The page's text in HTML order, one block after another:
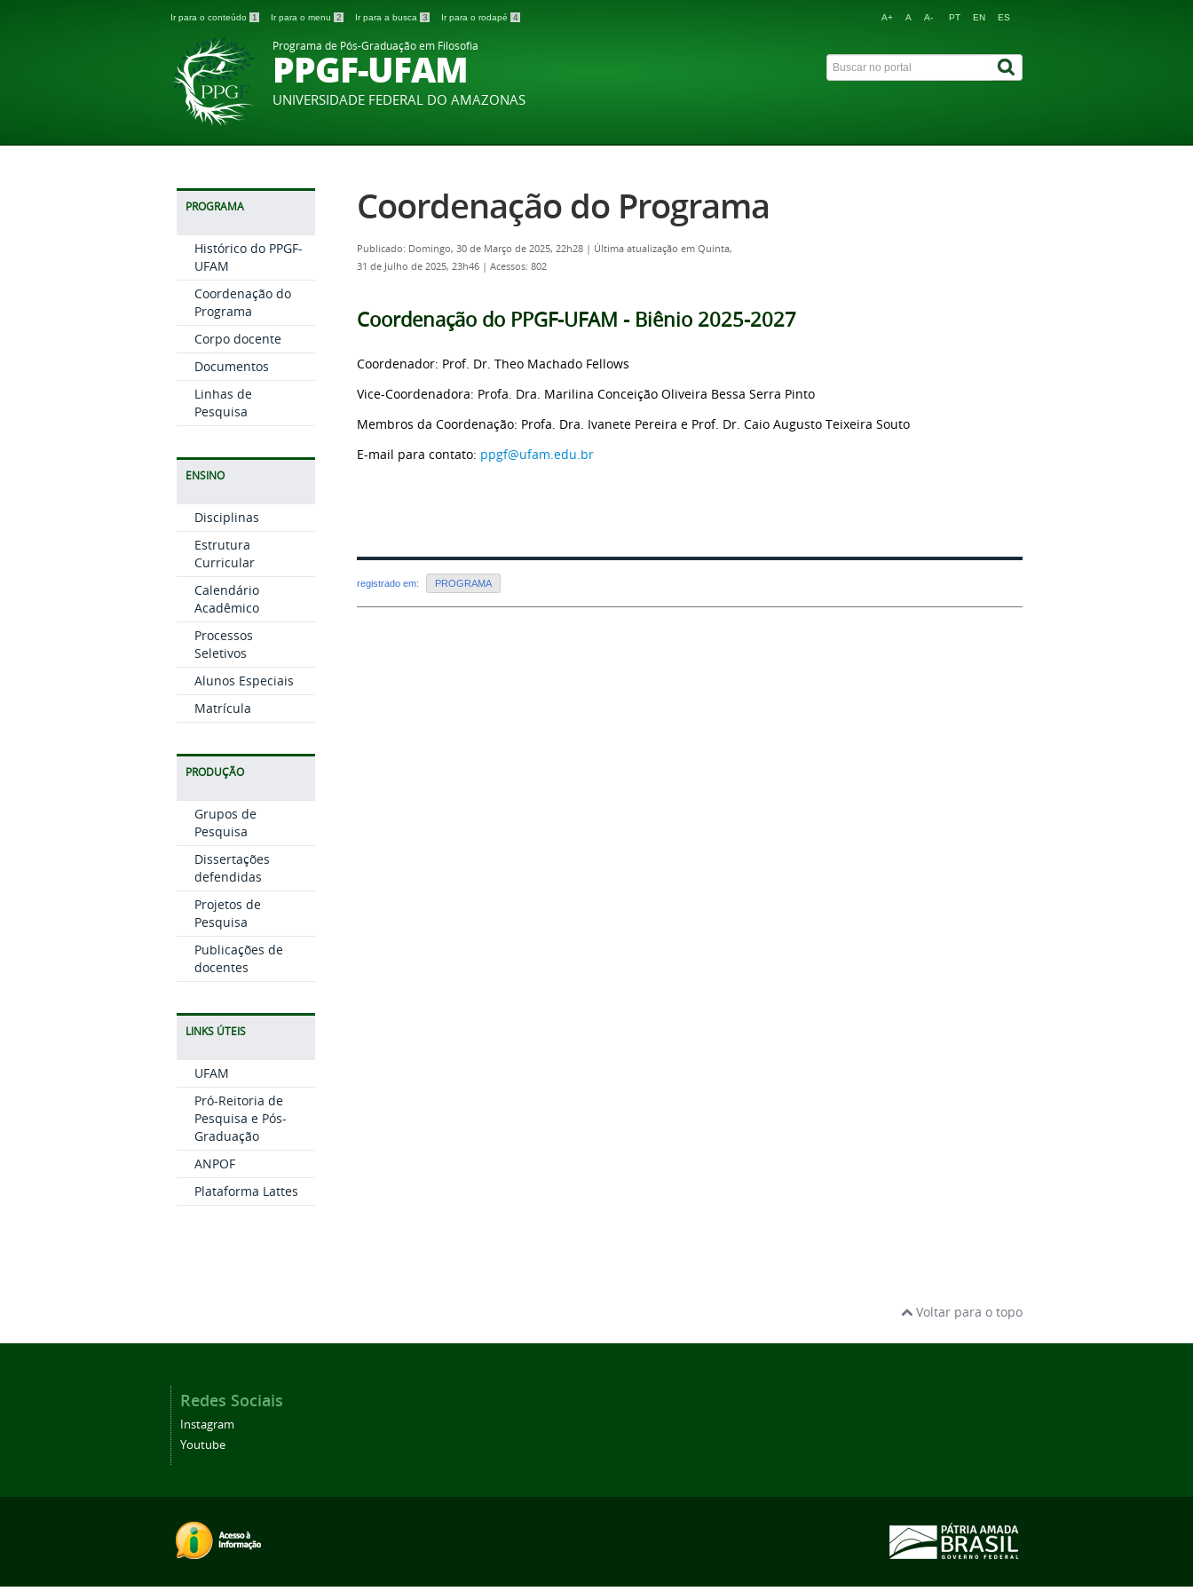
Ir para o conteúdo 1 Ir para o menu 2 Ir para a busca 3 Ir para o rodapé 4 A+ A A- PT EN ES
Programa de Pós-Graduação em Filosofia
PPGF-UFAM
UNIVERSIDADE FEDERAL DO AMAZONAS
PROGRAMA
Histórico do PPGF-
UFAM
Coordenação do
Programa
Corpo docente
Documentos
Linhas de
Pesquisa
ENSINO
Disciplinas
Estrutura
Curricular
Calendário
Acadêmico
Processos
Seletivos
Alunos Especiais
Matrícula
PRODUÇÃO
Grupos de
Pesquisa
Dissertações
defendidas
Projetos de
Pesquisa
Publicações de
docentes
LINKS ÚTEIS
UFAM
Pró-Reitoria de
Pesquisa e Pós-
Graduação
ANPOF
Plataforma Lattes
Coordenação do Programa
Publicado: Domingo, 30 de Março de 2025, 22h28 | Última atualização em Quinta,
31 de Julho de 2025, 23h46 | Acessos: 802
Coordenação do PPGF-UFAM - Biênio 2025-2027
Coordenador: Prof. Dr. Theo Machado Fellows
Vice-Coordenadora: Profa. Dra. Marilina Conceição Oliveira Bessa Serra Pinto
Membros da Coordenação: Profa. Dra. Ivanete Pereira e Prof. Dr. Caio Augusto Teixeira Souto
E-mail para contato: ppgf@ufam.edu.br
registrado em: PROGRAMA
Voltar para o topo
Redes Sociais
Instagram
Youtube